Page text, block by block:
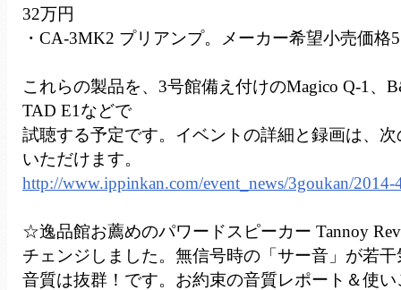
32万円
・CA-3MK2 プリアンプ。メーカー希望小売価格
これらの製品を、3号館備え付けのMagico Q-1、
TAD E1などで
試聴する予定です。イベントの詳細と録画は、
いただけます。
http://www.ippinkan.com/event_news/3goukan/
☆逸品館お薦めのパワードスピーカー Tannoy
チェンジしました。無信号時の「サー音」が若
音質は抜群！です。お約束の音質レポート＆使